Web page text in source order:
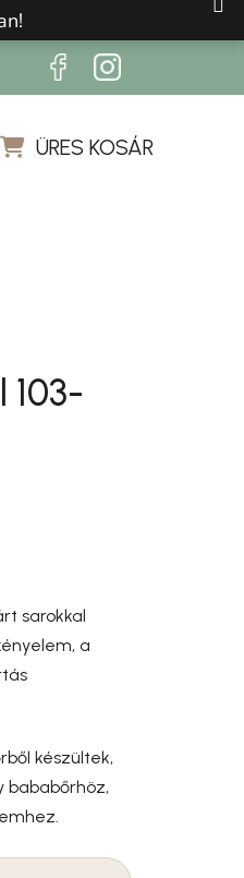
ÜRES KOSÁR
103-
sarokkal
a
készültek,
bababőrhöz,